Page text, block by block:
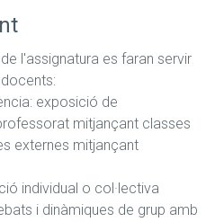
l'assignatura es faran servir
exposició de
mitjançant classes
externes mitjançant
individual o col·lectiva
i dinàmiques de grup amb